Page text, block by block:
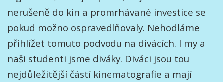
nerušeně do kin a promrhávané investice se
pokud možno ospravedlňovaly. Nehodláme
přihlížet tomuto podvodu na divácích. I my a
naši studenti jsme diváky. Diváci jsou tou
nejdůležitější částí kinematografie a mají